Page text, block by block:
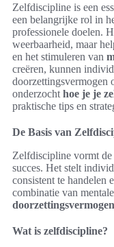
Zelfdiscipline is een
een belangrijke rol in
professionele doelen.
weerbaarheid, maar
en het stimuleren van
creëren, kunnen
doorzettingsvermogen
onderzocht hoe je je
praktische tips en
De Basis van
Zelfdiscipline vormt
succes. Het stelt
consistent te handelen
combinatie van
Wat is zelfdiscipline?